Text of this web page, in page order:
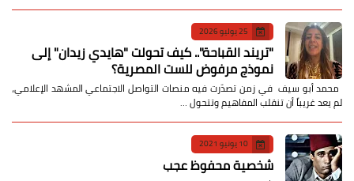
25 يوليو 2026
​"تريند القباحة".. كيف تحولت "هايدي زيدان" إلى
نموذج مرفوض للست المصرية؟
​ محمد أبو سيف ​في زمن تصدّرت فيه منصات التواصل الاجتماعي المشهد الإعلامي،
لم يعد غريباً أن تنقلب المفاهيم وتتحول …
10 يونيو 2021
شخصية محفوظ عجب